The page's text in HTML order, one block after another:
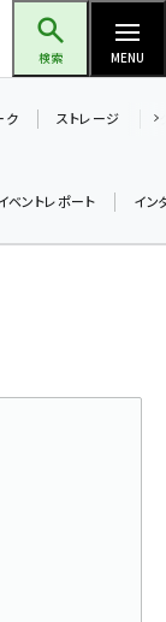
検索 MENU
ント集！ (2017)
ク ストレージ
ベントレポート イン